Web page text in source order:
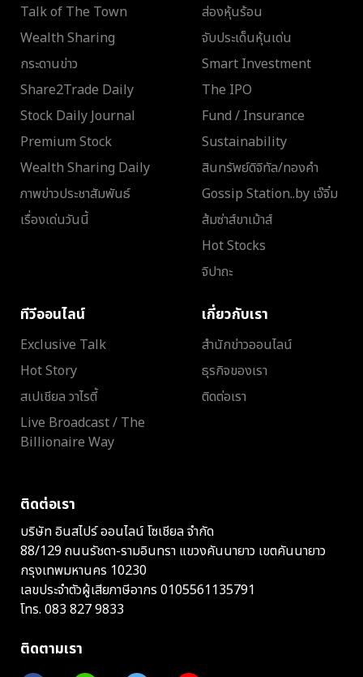
Talk of The Town
Wealth Sharing
กระดานข่าว
Share2Trade Daily
Stock Daily Journal
Premium Stock
Wealth Sharing Daily
ภาพข่าวประชาสัมพันธ์
เรื่องเด่นวันนี้
ส่องหุ้นร้อน
จับประเด็นหุ้นเด่น
Smart Investment
The IPO
Fund / Insurance
Sustainability
สินทรัพย์ดิจิทัล/ทองคำ
Gossip Station..by เจ๊จิ๋ม
ส้มซ่าส์ขาเม้าส์
Hot Stocks
จิปาถะ
ทีวีออนไลน์
Exclusive Talk
Hot Story
สเปเชียล วาไรตี้
Live Broadcast / The
Billionaire Way
เกี่ยวกับเรา
สำนักข่าวออนไลน์
ธุรกิจของเรา
ติดต่อเรา
ติดต่อเรา
บริษัท อินสไปร์ ออนไลน์ โซเชียล จำกัด
88/129 ถนนรัชดา-รามอินทรา แขวงคันนายาว เขตคันนายาว
กรุงเทพมหานคร 10230
เลขประจำตัวผู้เสียภาษีอากร 0105561135791
โทร. 083 827 9833
ติดตามเรา